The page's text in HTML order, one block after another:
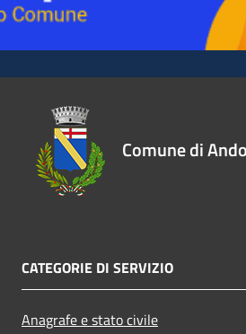
Comune di
CATEGORIE DI SERVIZIO
Anagrafe e stato civile